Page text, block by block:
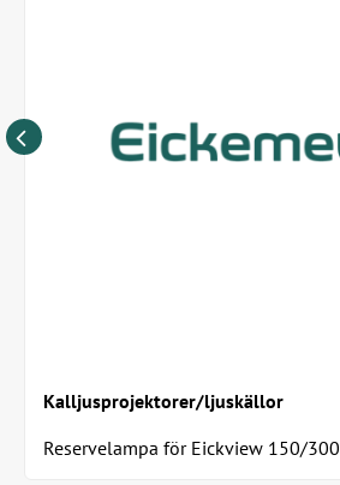
Kalljusprojektorer/ljuskällor
Reservelampa för Eickview 150/300